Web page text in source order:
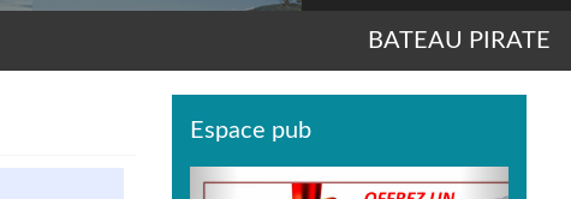
BATEAU PIRATE
Espace pub
Previous
Next